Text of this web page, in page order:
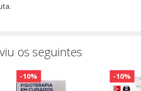
os seguintes
-10% -10%